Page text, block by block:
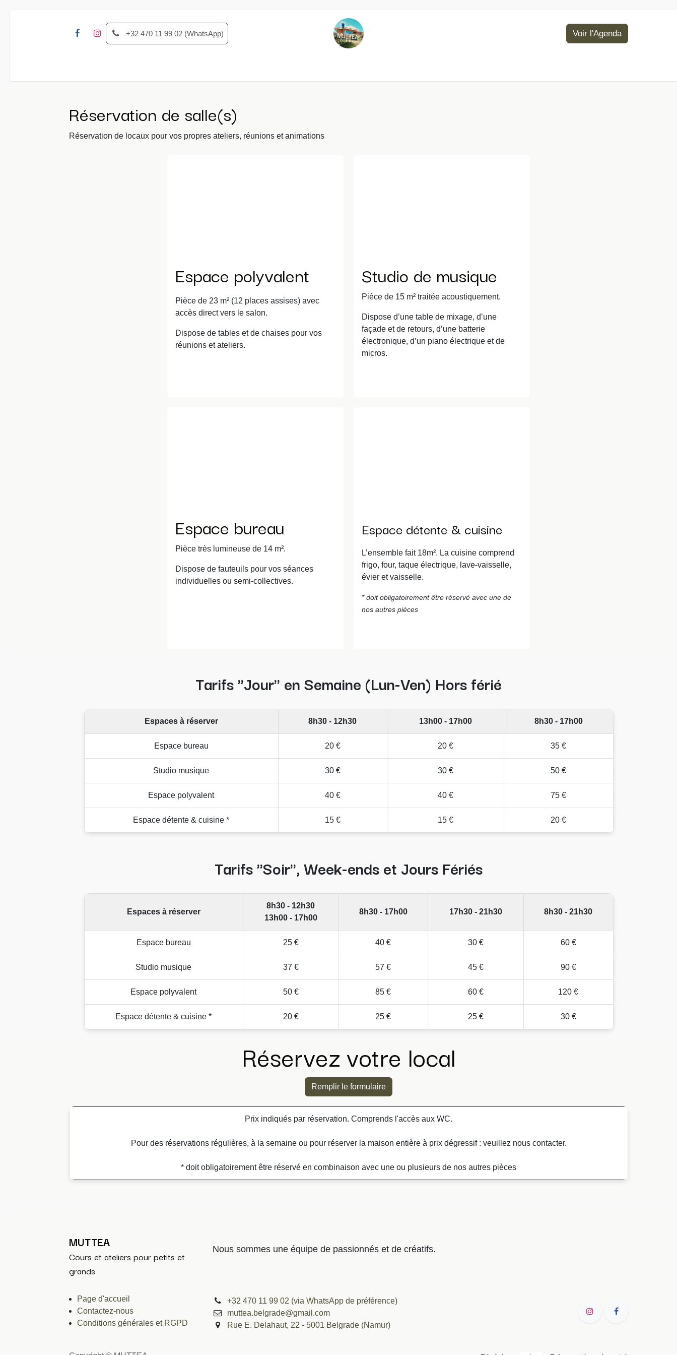
+32 470 11 99 02 (WhatsApp) Voir l'Agenda
Réservation de salle(s)
Réservation de locaux pour vos propres ateliers, réunions et animations
Studio de musique
Pièce de 15 m² traitée acoustiquement.
Dispose d’une table de mixage, d’une
façade et de retours, d’une batterie
électronique, d’un piano électrique et de
micros.
Espace polyvalent
Pièce de 23 m² (12 places assises) avec
accès direct vers le salon.
Dispose de tables et de chaises pour vos
réunions et ateliers.
Espace bureau
Pièce très lumineuse de 14 m².
Dispose de fauteuils pour vos séances
individuelles ou semi-collectives.
Espace détente & cuisine
L’ensemble fait 18m². La cuisine comprend
frigo, four, taque électrique, lave-vaisselle,
évier et vaisselle.
* doit obligatoirement être réservé avec une de
nos autres pièces
Tarifs "Jour" en Semaine (Lun-Ven) Hors férié
Espaces à réserver 8h30 - 12h30 13h00 - 17h00 8h30 - 17h00
Espace bureau 20 € 20 € 35 €
Studio musique 30 € 30 € 50 €
Espace polyvalent 40 € 40 € 75 €
Espace détente & cuisine * 15 € 15 € 20 €
Tarifs "Soir", Week-ends et Jours Fériés
Espaces à réserver
8h30 - 12h30
13h00 - 17h00
8h30 - 17h00 17h30 - 21h30 8h30 - 21h30
Espace bureau 25 € 40 € 30 € 60 €
Studio musique 37 € 57 € 45 € 90 €
Espace polyvalent 50 € 85 € 60 € 120 €
Espace détente & cuisine * 20 € 25 € 25 € 30 €
Réservez votre local
Remplir le formulaire
Prix indiqués par réservation. Comprends l'accès aux WC.
Pour des réservations régulières, à la semaine ou pour réserver la maison entière à prix dégressif : veuillez nous contacter.
* doit obligatoirement être réservé en combinaison avec une ou plusieurs de nos autres pièces
MUTTEA
Cours et ateliers pour petits et
grands
Nous sommes une équipe de passionnés et de créatifs.
Page d'accueil
Contactez-nous
Conditions générales et RGPD
+32 470 11 99 02 (via WhatsApp de préférence)
muttea.belgrade@gmail.com
Rue E. Delahaut, 22 - 5001 Belgrade (Namur)